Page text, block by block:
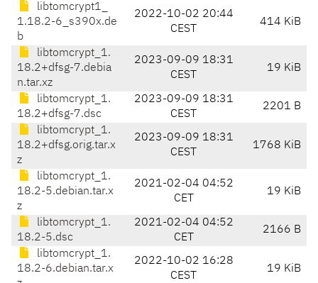
libtomcrypt1_
1.18.2-6_s390x.de
b
2022-10-02 20:44
CEST
414 KiB
libtomcrypt_1.
18.2+dfsg-7.debia
n.tar.xz
2023-09-09 18:31
CEST
19 KiB
libtomcrypt_1.
18.2+dfsg-7.dsc
2023-09-09 18:31
CEST
2201 B
libtomcrypt_1.
18.2+dfsg.orig.tar.x
z
2023-09-09 18:31
CEST
1768 KiB
libtomcrypt_1.
18.2-5.debian.tar.x
z
2021-02-04 04:52
CET
19 KiB
libtomcrypt_1.
18.2-5.dsc
2021-02-04 04:52
CET
2166 B
libtomcrypt_1.
18.2-6.debian.tar.x
2022-10-02 16:28
CEST
19 KiB